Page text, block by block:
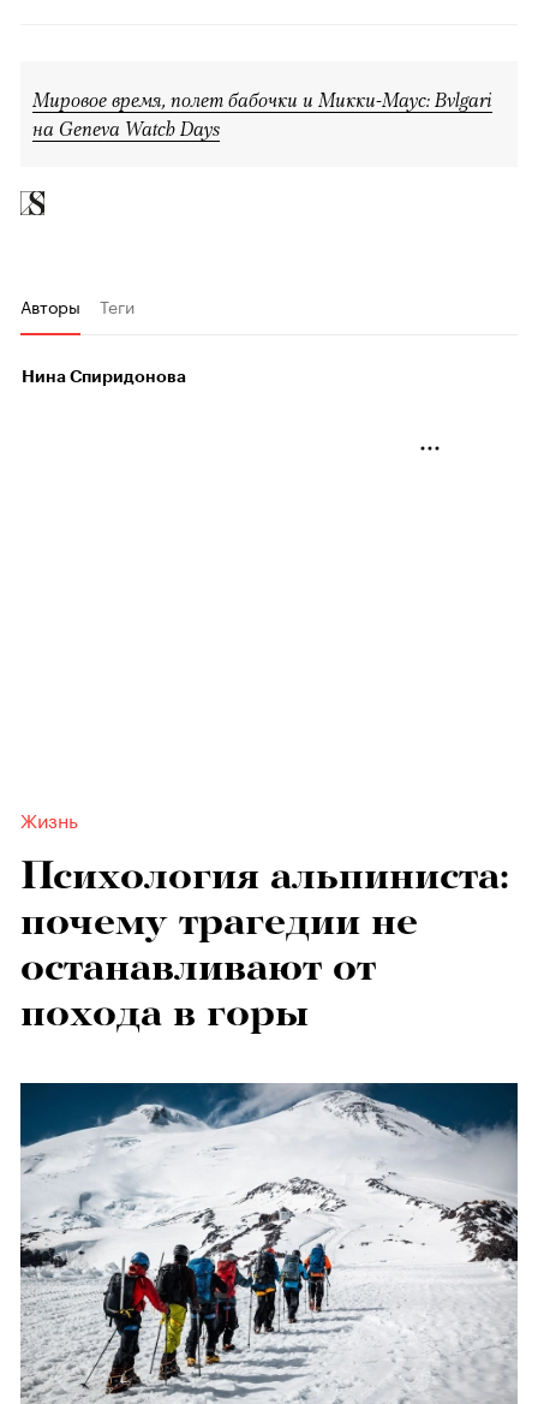
Мировое время, полет бабочки и Микки-Маус: Bvlgari
на Geneva Watch Days
Авторы Теги
Нина Спиридонова
Жизнь
Психология альпиниста:
почему трагедии не
останавливают от
похода в горы